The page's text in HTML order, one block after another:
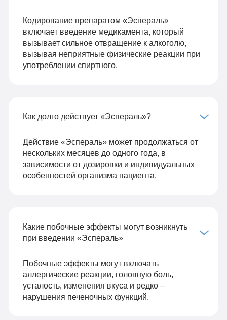
Кодирование препаратом «Эспераль»
включает введение медикамента, который
вызывает сильное отвращение к алкоголю,
вызывая неприятные физические реакции при
употреблении спиртного.
Как долго действует «Эспераль»?
Действие «Эспераль» может продолжаться от
нескольких месяцев до одного года, в
зависимости от дозировки и индивидуальных
особенностей организма пациента.
Какие побочные эффекты могут возникнуть
при введении «Эспераль»
Побочные эффекты могут включать
аллергические реакции, головную боль,
усталость, изменения вкуса и редко –
нарушения печеночных функций.